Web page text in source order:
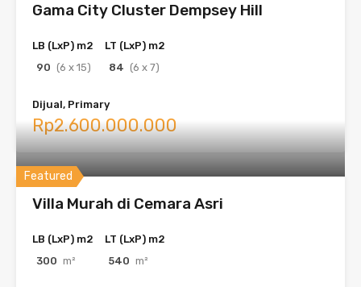
Gama City Cluster Dempsey Hill
LB (LxP) m2
90 (6 x 15)
LT (LxP) m2
84 (6 x 7)
Dijual, Primary
Rp2.600.000.000
Featured
Villa Murah di Cemara Asri
LB (LxP) m2
300 m²
LT (LxP) m2
540 m²